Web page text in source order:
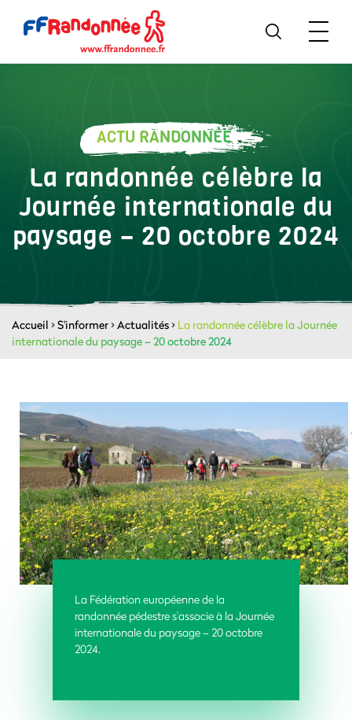
ACTU RANDONNÉE
La randonnée célèbre la
Journée internationale du
paysage – 20 octobre 2024
Accueil >S'informer>Actualités> La randonnée célèbre la Journée
internationale du paysage – 20 octobre 2024
La Fédération européenne de la
randonnée pédestre s’associe à la Journée
internationale du paysage – 20 octobre
2024.